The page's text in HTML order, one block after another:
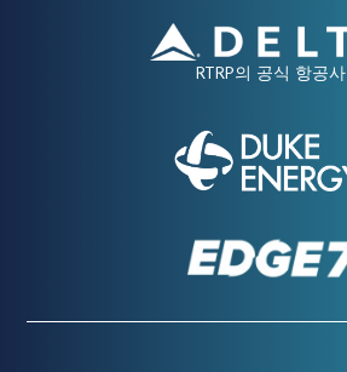
RTRP의 공식 항공사